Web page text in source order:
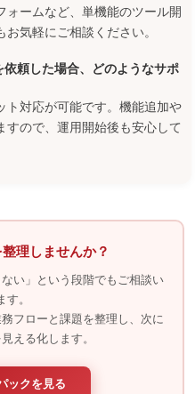
ォームなど、単機能のツール開
気軽にご相談ください。
頼した場合、どのようなサポ
ト対応が可能です。機能追加や
すので、運用開始後も安心して
理しませんか？
い」という段階でもご相談い
す。
フローと課題を整理し、次に
える化します。
ックを見る